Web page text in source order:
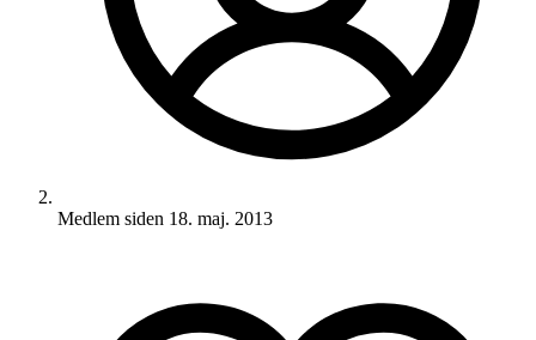
Medlem siden 18. maj. 2013